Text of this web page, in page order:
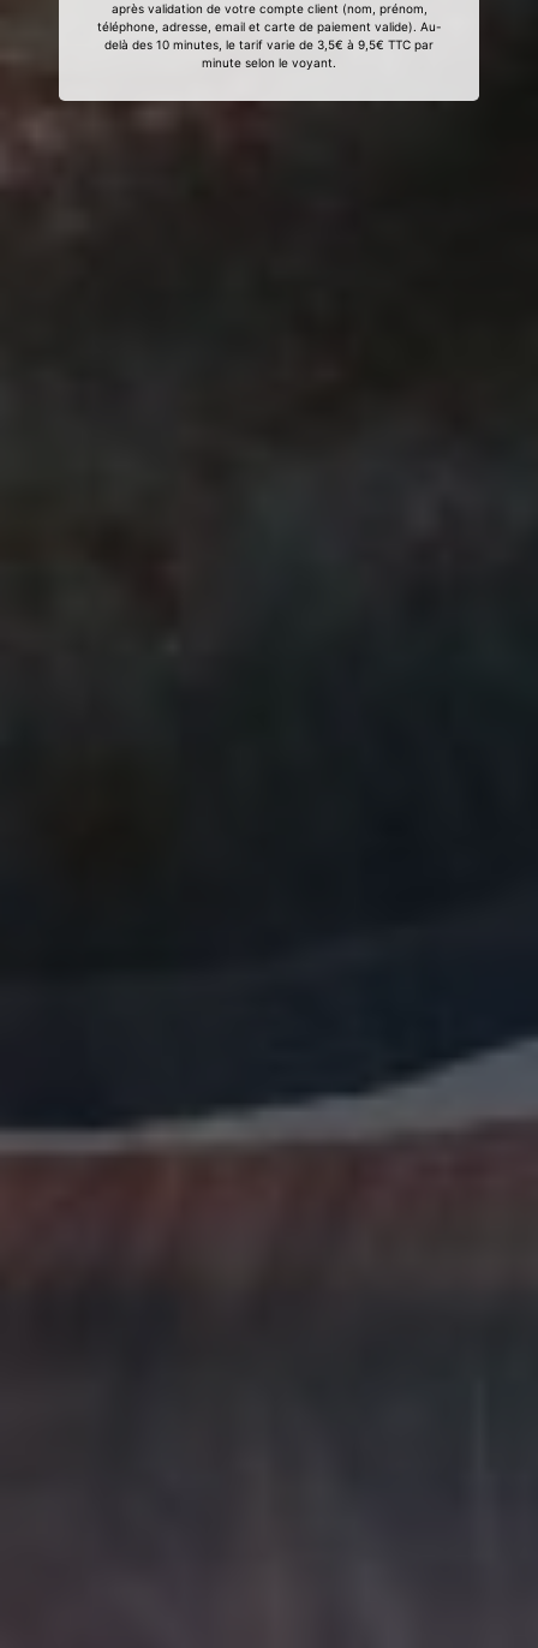
après validation de votre compte client (nom, prénom,
téléphone, adresse, email et carte de paiement valide). Au-
delà des 10 minutes, le tarif varie de 3,5€ à 9,5€ TTC par
minute selon le voyant.